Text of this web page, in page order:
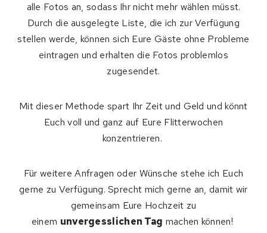
alle Fotos an, sodass Ihr nicht mehr wählen müsst.
Durch die ausgelegte Liste, die ich zur Verfügung
stellen werde, können sich Eure Gäste ohne Probleme
eintragen und erhalten die Fotos problemlos
zugesendet.
Mit dieser Methode spart Ihr Zeit und Geld und könnt
Euch voll und ganz auf Eure Flitterwochen
konzentrieren.
Für weitere Anfragen oder Wünsche stehe ich Euch
gerne zu Verfügung. Sprecht mich gerne an, damit wir
gemeinsam Eure Hochzeit zu
einem unvergesslichen Tag machen können!